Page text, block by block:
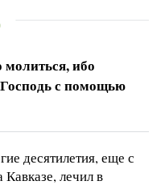
ибо
с помощью
десятилетия, еще с
лечил в